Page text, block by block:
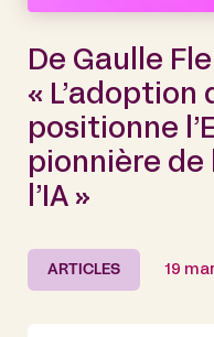
De Gaulle
« L’adoption
positionne
pionnière de
l’IA »
ARTICLES 19